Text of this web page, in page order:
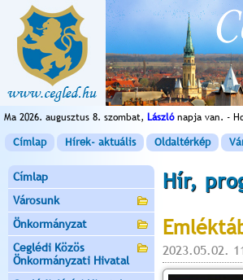
Ma 2026. augusztus 8. szombat, Lászlónapja van. -
Címlap Hírek- aktuális Oldaltérkép
Címlap
Városunk
Önkormányzat
Ceglédi Közös
Önkormányzati Hivatal
Hír,
2023.05.02.